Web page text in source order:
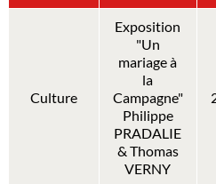
Culture
Exposition
"Un
mariage à
la
Campagne"
Philippe
PRADALIE
& Thomas
VERNY